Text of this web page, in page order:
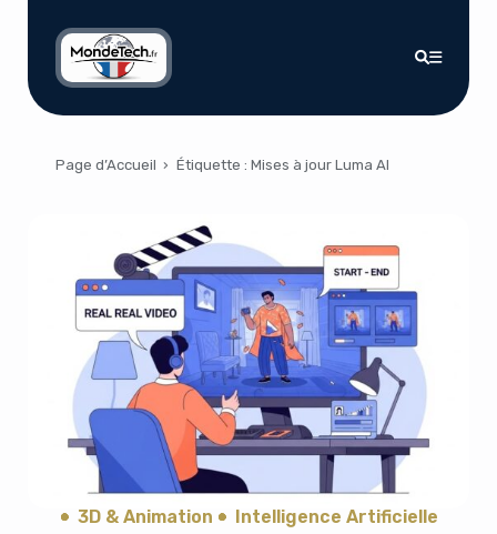
Page d’Accueil › Étiquette : Mises à jour Luma AI
3D & Animation Intelligence Artificielle